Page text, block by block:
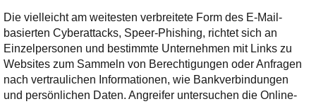
Die vielleicht am weitesten verbreitete Form des E-Mail-
basierten Cyberattacks, Speer-Phishing, richtet sich an
Einzelpersonen und bestimmte Unternehmen mit Links zu
Websites zum Sammeln von Berechtigungen oder Anfragen
nach vertraulichen Informationen, wie Bankverbindungen
und persönlichen Daten. Angreifer untersuchen die Online-